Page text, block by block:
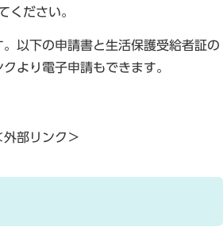
ください。
以下の申請書と生活保護受給者証の
より電子申請もできます。
外部リンク＞